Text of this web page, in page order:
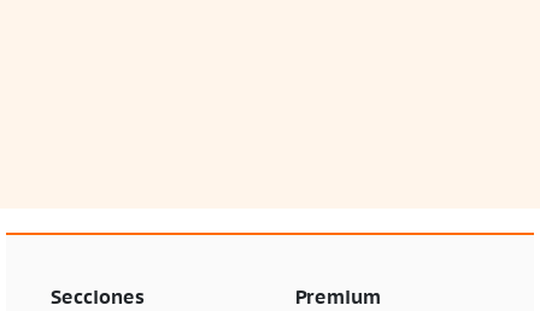
Secciones Premium